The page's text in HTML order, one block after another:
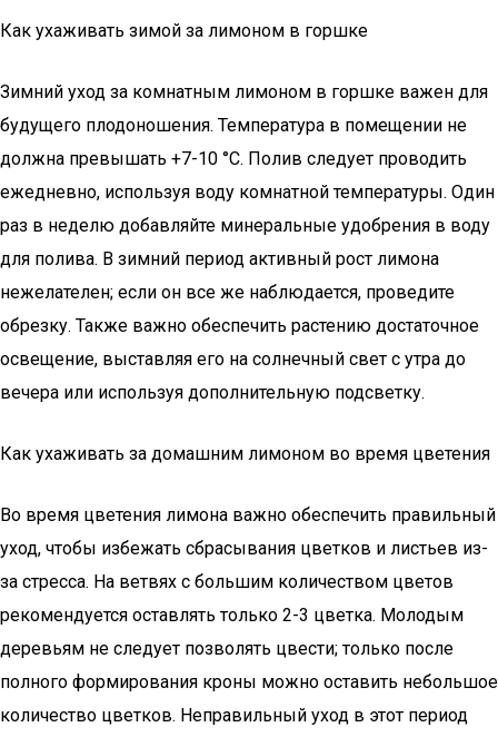
Как ухаживать зимой за лимоном в горшке
Зимний уход за комнатным лимоном в горшке важен для
будущего плодоношения. Температура в помещении не
должна превышать +7-10 °С. Полив следует проводить
ежедневно, используя воду комнатной температуры. Один
раз в неделю добавляйте минеральные удобрения в воду
для полива. В зимний период активный рост лимона
нежелателен; если он все же наблюдается, проведите
обрезку. Также важно обеспечить растению достаточное
освещение, выставляя его на солнечный свет с утра до
вечера или используя дополнительную подсветку.
Как ухаживать за домашним лимоном во время цветения
Во время цветения лимона важно обеспечить правильный
уход, чтобы избежать сбрасывания цветков и листьев из-
за стресса. На ветвях с большим количеством цветов
рекомендуется оставлять только 2-3 цветка. Молодым
деревьям не следует позволять цвести; только после
полного формирования кроны можно оставить небольшое
количество цветков. Неправильный уход в этот период